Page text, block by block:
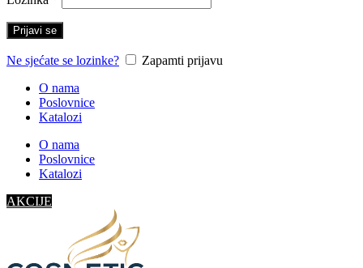
Prijavi se
Ne sjećate se lozinke?
Zapamti prijavu
O nama
Poslovnice
Katalozi
O nama
Poslovnice
Katalozi
AKCIJE